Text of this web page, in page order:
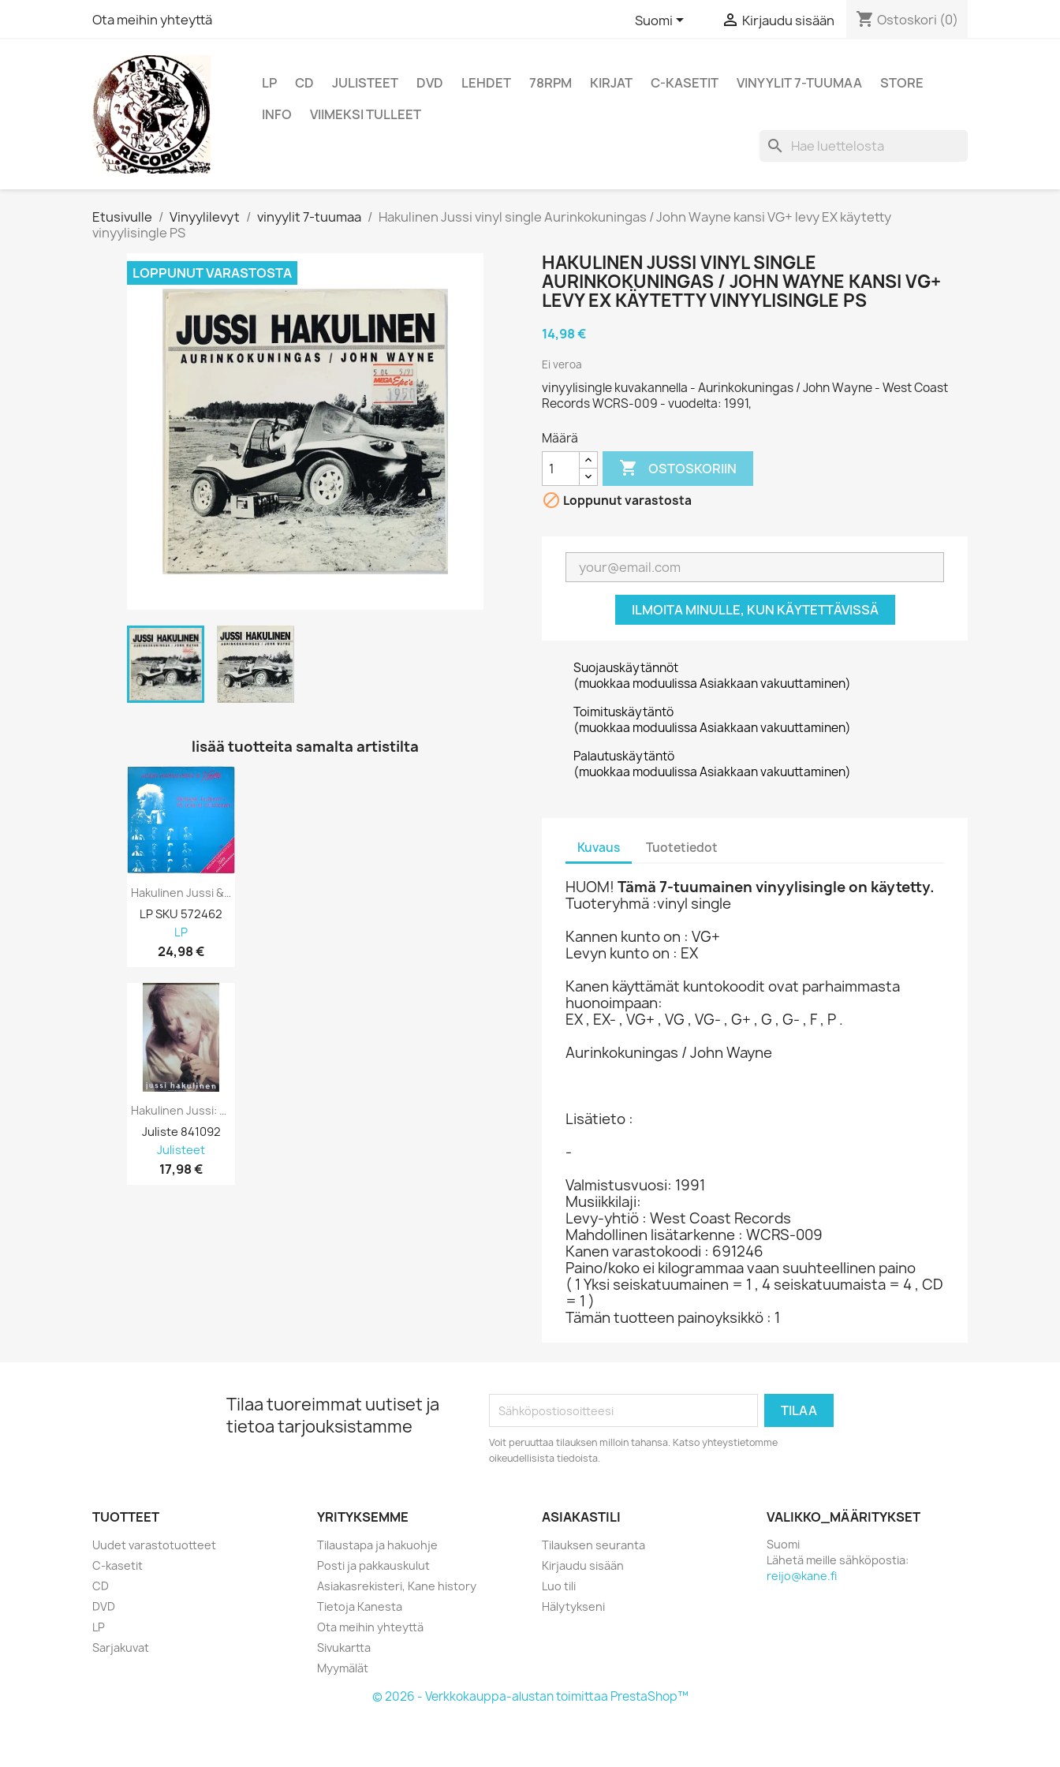
Ota meihin yhteyttä Suomi  Kirjaudu sisään shopping_cart Ostoskori (0)
LP CD JULISTEET DVD LEHDET 78RPM KIRJAT C-KASETIT VINYYLIT 7-TUUMAA
STORE
INFO
VIIMEKSI TULLEET
search
Etusivulle Vinyylilevyt vinyylit 7-tuumaa
Hakulinen Jussi vinyl single Aurinkokuningas / John Wayne kansi VG+ levy EX käytetty
vinyylisingle PS
LOPPUNUT VARASTOSTA
lisää tuotteita samalta artistilta
Hakulinen Jussi & Kinsky Vinyl LP Varkaat...
LP SKU 572462
LP
24,98 €
Hakulinen Jussi: 3-33-33 : Promojuliste...
Juliste 841092
Julisteet
17,98 €
HAKULINEN JUSSI VINYL SINGLE
AURINKOKUNINGAS / JOHN WAYNE KANSI VG+
LEVY EX KÄYTETTY VINYYLISINGLE PS
14,98 €
Ei veroa
vinyylisingle kuvakannella - Aurinkokuningas / John Wayne - West Coast
Records WCRS-009 - vuodelta: 1991,
Määrä
 OSTOSKORIIN
 Loppunut varastosta
ILMOITA MINULLE, KUN KÄYTETTÄVISSÄ
Suojauskäytännöt
(muokkaa moduulissa Asiakkaan vakuuttaminen)
Toimituskäytäntö
(muokkaa moduulissa Asiakkaan vakuuttaminen)
Palautuskäytäntö
(muokkaa moduulissa Asiakkaan vakuuttaminen)
Kuvaus Tuotetiedot
HUOM! Tämä 7-tuumainen vinyylisingle on käytetty.
Tuoteryhmä :vinyl single
Kannen kunto on : VG+
Levyn kunto on : EX
Kanen käyttämät kuntokoodit ovat parhaimmasta
huonoimpaan:
EX , EX- , VG+ , VG , VG- , G+ , G , G- , F , P .
Aurinkokuningas / John Wayne
Lisätieto :
-
Valmistusvuosi: 1991
Musiikkilaji:
Levy-yhtiö : West Coast Records
Mahdollinen lisätarkenne : WCRS-009
Kanen varastokoodi : 691246
Paino/koko ei kilogrammaa vaan suuhteellinen paino
( 1 Yksi seiskatuumainen = 1 , 4 seiskatuumaista = 4 , CD
= 1 )
Tämän tuotteen painoyksikkö : 1
Tilaa tuoreimmat uutiset ja
tietoa tarjouksistamme
Voit peruuttaa tilauksen milloin tahansa. Katso yhteystietomme
oikeudellisista tiedoista.
TUOTTEET
Uudet varastotuotteet
C-kasetit
CD
DVD
LP
Sarjakuvat
YRITYKSEMME
Tilaustapa ja hakuohje
Posti ja pakkauskulut
Asiakasrekisteri, Kane history
Tietoja Kanesta
Ota meihin yhteyttä
Sivukartta
Myymälät
ASIAKASTILI
Tilauksen seuranta
Kirjaudu sisään
Luo tili
Hälytykseni
VALIKKO_MÄÄRITYKSET
Suomi
Lähetä meille sähköpostia:
reijo@kane.fi
© 2026 - Verkkokauppa-alustan toimittaa PrestaShop™